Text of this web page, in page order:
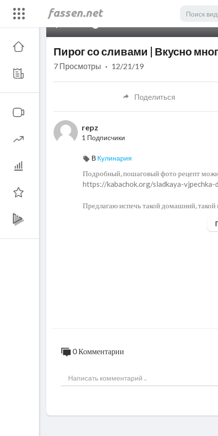
Пирог со сливами | Вкусно
7 Просмотры · 12/21/19
Поделиться
repz
1 Подписчики
В Кулинария
Подробный, пошаговый фото рецепт
https://kabachok.org/sladkaya-
Предлагаю испечь такой домашний,
Ванильный сахар – 1 пакетик
Яйца куриные- 5 шт.
Мука – 430 гр.
0 Комментарии